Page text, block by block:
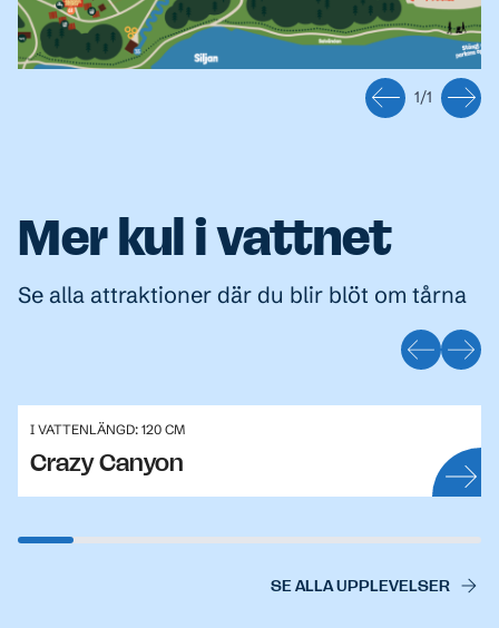
1/1
Mer kul i vattnet
Se alla attraktioner där du blir blöt om tårna
I VATTENLÄNGD: 120 CM
Crazy Canyon
SE ALLA UPPLEVELSER